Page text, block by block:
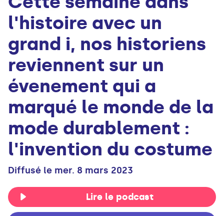
l'histoire avec un
grand i, nos historiens
reviennent sur un
évenement qui a
marqué le monde de la
mode durablement :
l'invention du costume
Diffusé le mer. 8 mars 2023
Lire le podcast